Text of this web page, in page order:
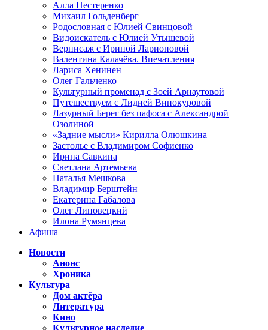
Алла Нестеренко
Михаил Гольденберг
Родословная с Юлией Свинцовой
Видоискатель с Юлией Утышевой
Вернисаж с Ириной Ларионовой
Валентина Калачёва. Впечатления
Лариса Хенинен
Олег Гальченко
Культурный променад с Зоей Арнаутовой
Путешествуем с Лидией Винокуровой
Лазурный Берег без пафоса с Александрой
Озолиной
«Задние мысли» Кирилла Олюшкина
Застолье с Владимиром Софиенко
Ирина Савкина
Светлана Артемьева
Наталья Мешкова
Владимир Берштейн
Екатерина Габалова
Олег Липовецкий
Илона Румянцева
Афиша
Новости
Анонс
Хроника
Культура
Дом актёра
Литература
Кино